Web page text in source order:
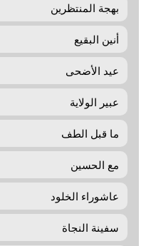
بهجة المنتظرین
أنين البقيع
عيد الأضحى
عبير الولاية
ما قبل الطف
مع الحسين
عاشوراء الخلود
سفينة النجاة